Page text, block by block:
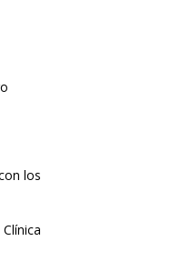
los